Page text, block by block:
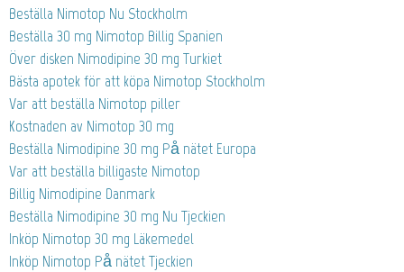
Beställa Nimotop Nu Stockholm
Beställa 30 mg Nimotop Billig Spanien
Över disken Nimodipine 30 mg Turkiet
Bästa apotek för att köpa Nimotop Stockholm
Var att beställa Nimotop piller
Kostnaden av Nimotop 30 mg
Beställa Nimodipine 30 mg På nätet Europa
Var att beställa billigaste Nimotop
Billig Nimodipine Danmark
Beställa Nimodipine 30 mg Nu Tjeckien
Inköp Nimotop 30 mg Läkemedel
Inköp Nimotop På nätet Tjeckien